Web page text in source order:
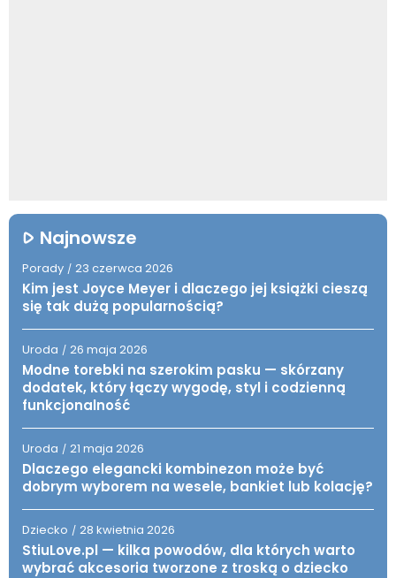
Najnowsze
Porady / 23 czerwca 2026
Kim jest Joyce Meyer i dlaczego jej książki cieszą
się tak dużą popularnością?
Uroda / 26 maja 2026
Modne torebki na szerokim pasku — skórzany
dodatek, który łączy wygodę, styl i codzienną
funkcjonalność
Uroda / 21 maja 2026
Dlaczego elegancki kombinezon może być
dobrym wyborem na wesele, bankiet lub kolację?
Dziecko / 28 kwietnia 2026
StiuLove.pl — kilka powodów, dla których warto
wybrać akcesoria tworzone z troską o dziecko